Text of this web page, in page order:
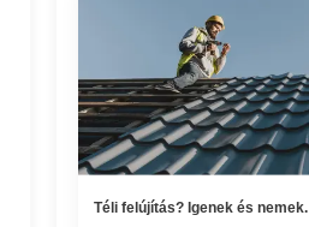
Téli felújítás? Igenek és nemek.